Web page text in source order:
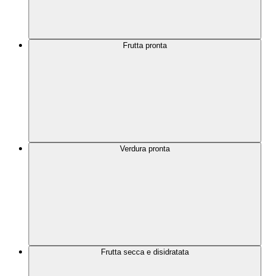
Frutta pronta
Verdura pronta
Frutta secca e disidratata